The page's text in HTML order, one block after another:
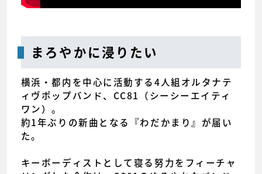
まろやかに浸りたい
横浜・都内を中心に活動する4人組オルタナテ
ィヴポップバンド、CC81（シーシーエイティ
ワン）。
約1年ぶりの新曲となる『わだかまり』が届い
た。
キーボーディストとして寝る努力をフィーチャ